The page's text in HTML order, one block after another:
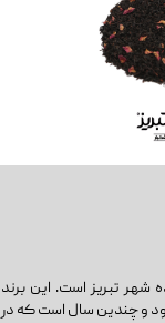
شهر تبریز است. این برند
و چندین سال است که در